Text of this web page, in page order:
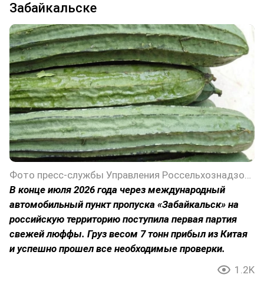
Забайкальске
Фото пресс-службы Управления Россельхознадзора по Забайкальскому краю
В конце июля 2026 года через международный
автомобильный пункт пропуска «Забайкальск» на
российскую территорию поступила первая партия
свежей люффы. Груз весом 7 тонн прибыл из Китая
и успешно прошел все необходимые проверки.
1.2K